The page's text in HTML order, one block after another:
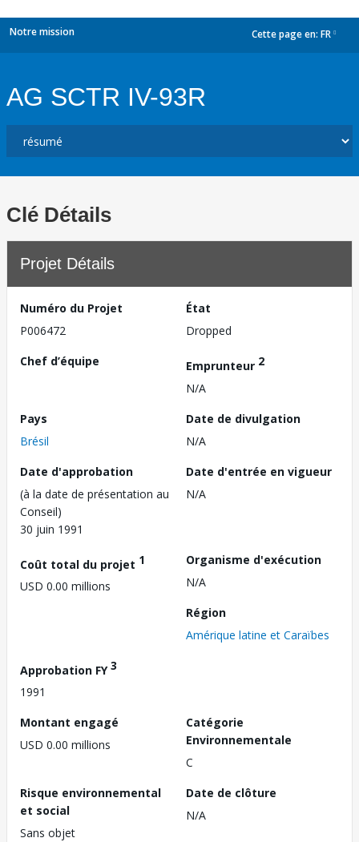
Notre mission Cette page en: FR
AG SCTR IV-93R
Clé Détails
Projet Détails
Numéro du Projet
P006472
État
Dropped
Chef d’équipe
Emprunteur 2
N/A
Pays
Brésil
Date de divulgation
N/A
Date d'approbation
(à la date de présentation au
Conseil)
30 juin 1991
Date d'entrée en vigueur
N/A
Coût total du projet 1
USD 0.00 millions
Organisme d'exécution
N/A
Région
Amérique latine et Caraïbes
Approbation FY3
1991
Montant engagé
USD 0.00 millions
Catégorie
Environnementale
C
Risque environnemental
et social
Sans objet
Date de clôture
N/A